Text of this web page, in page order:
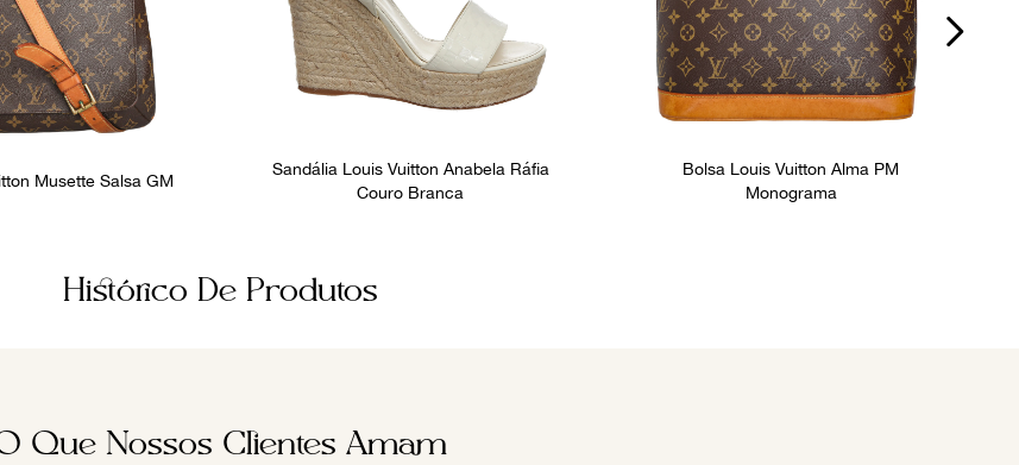
Musette Salsa GM
Sandália Louis Vuitton Anabela Ráfia
Couro Branca
Bolsa Louis Vuitton Alma PM
Monograma
Histórico De Produtos
Que Nossos Clientes Amam